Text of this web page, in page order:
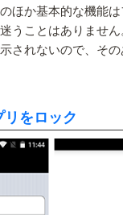
ほか基本的な機能
うことはありませ
されないので、そ
をロック